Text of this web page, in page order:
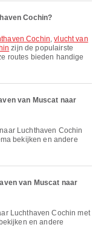
Cochin?
Cochin,vlucht van
zijn de populairste
routes bieden handige
van Muscat naar
bekijken en andere
van Muscat naar
en andere